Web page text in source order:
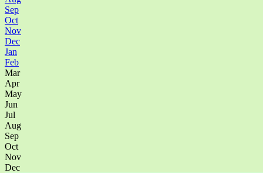
Sep
Oct
Nov
Dec
Jan
Feb
Mar
Apr
May
Jun
Jul
Aug
Sep
Oct
Nov
Dec